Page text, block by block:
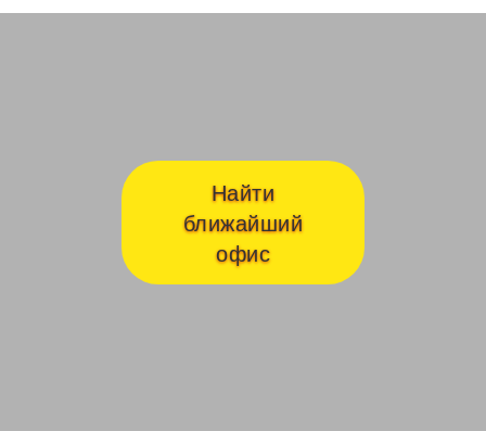
Найти
ближайший
офис